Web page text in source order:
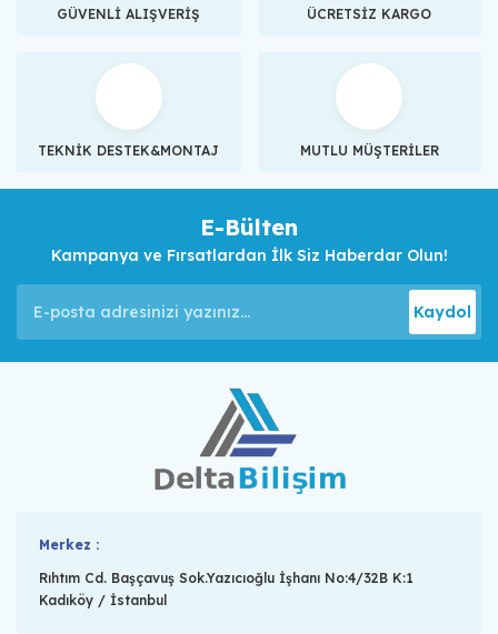
GÜVENLİ ALIŞVERİŞ ÜCRETSİZ KARGO
TEKNİK DESTEK&MONTAJ MUTLU MÜŞTERİLER
E-Bülten
Kampanya ve Fırsatlardan İlk Siz Haberdar Olun!
Kaydol
Merkez :
Rıhtım Cd. Başçavuş Sok.Yazıcıoğlu İşhanı No:4/32B K:1
Kadıköy / İstanbul